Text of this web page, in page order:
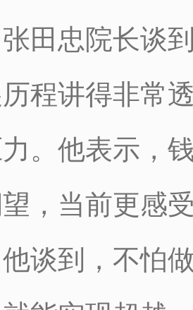
田忠院长谈
程讲得非常
。他表示，
，当前更感
谈到，不怕